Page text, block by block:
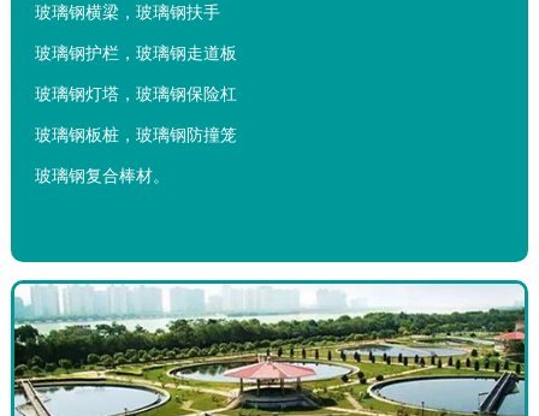
玻璃钢横梁，玻璃钢扶手
玻璃钢护栏，玻璃钢走道板
玻璃钢灯塔，玻璃钢保险杠
玻璃钢板桩，玻璃钢防撞笼
玻璃钢复合棒材。